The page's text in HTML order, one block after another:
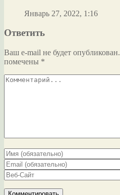
Январь 27, 2022, 1:16
Ответить
Ваш e-mail не будет опубликован.
помечены *